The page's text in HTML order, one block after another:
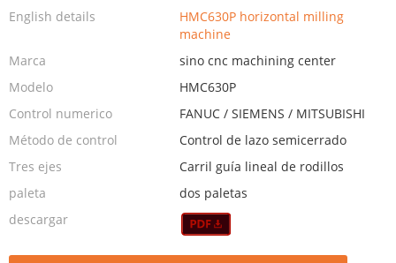
English details
HMC630P horizontal milling
machine
Marca
sino cnc machining center
Modelo
HMC630P
Control numerico
FANUC / SIEMENS / MITSUBISHI
Método de control
Control de lazo semicerrado
Tres ejes
Carril guía lineal de rodillos
paleta
dos paletas
descargar